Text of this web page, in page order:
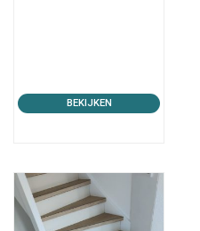
BEKIJKEN